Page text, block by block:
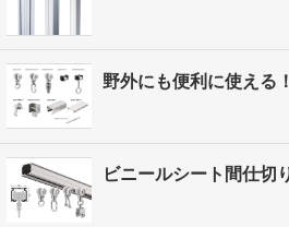
野外にも便利に使える！